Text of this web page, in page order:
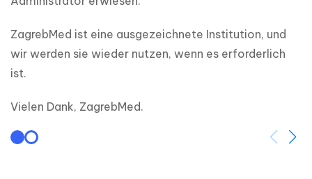
ZagrebMed ist eine ausgezeichnete Institution, und
wir werden sie wieder nutzen, wenn es erforderlich
ist.
Vielen Dank, ZagrebMed.